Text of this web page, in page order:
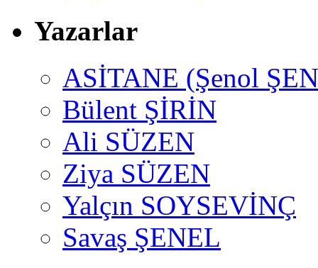
Yazarlar
ASİTANE (Şenol
Bülent ŞİRİN
Ali SÜZEN
Ziya SÜZEN
Yalçın SOYSEVİNÇ
Savaş ŞENEL